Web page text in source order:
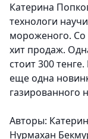
Катерина
технологи
мороженого. Со
хит продаж.
стоит 300
еще одна
газированного
Авторы:
Нурмахан